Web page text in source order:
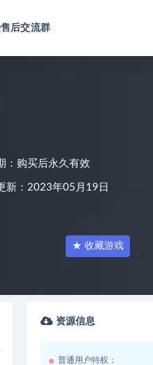
后交流群
：购买后永久有效
新：2023年05月19日
★ 收藏游戏
资源信息
普通用户特权：